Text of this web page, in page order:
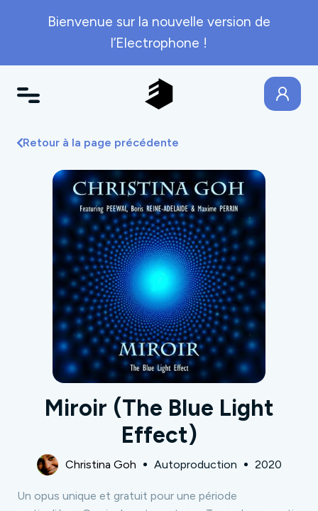
Bienvenue sur la nouvelle version de
l’Electrophone !
Retour à la page précédente
Miroir (The Blue Light
Effect)
Christina Goh Autoproduction 2020
Un opus unique et gratuit pour une période